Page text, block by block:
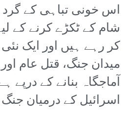
اس خونی تباہی کے
شام کے ٹکڑے کرنے کے
کر رہے ہیں اور ایک
میدان جنگ، قتل عام
آماجگاہ بنانے کے درپے
اسرائیل کے درمیان